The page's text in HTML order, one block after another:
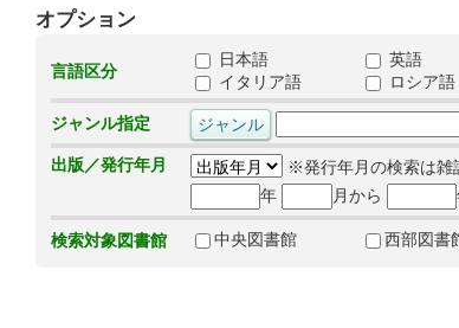
オプション
言語区分
日本語 英語
イタリア語
ロシア語
ジャンル指定
出版／発行年月
※発行年月の検索は雑
年
月から
検索対象図書館 中央図書館 西部図書